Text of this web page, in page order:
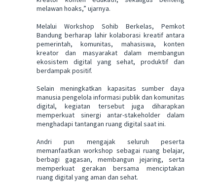
melawan hoaks,” ujarnya.
Melalui Workshop Sohib Berkelas, Pemkot
Bandung berharap lahir kolaborasi kreatif antara
pemerintah, komunitas, mahasiswa, konten
kreator dan masyarakat dalam membangun
ekosistem digital yang sehat, produktif dan
berdampak positif.
Selain meningkatkan kapasitas sumber daya
manusia pengelola informasi publik dan komunitas
digital, kegiatan tersebut juga diharapkan
memperkuat sinergi antar-stakeholder dalam
menghadapi tantangan ruang digital saat ini.
Andri pun mengajak seluruh peserta
memanfaatkan workshop sebagai ruang belajar,
berbagi gagasan, membangun jejaring, serta
memperkuat gerakan bersama menciptakan
ruang digital yang aman dan sehat.